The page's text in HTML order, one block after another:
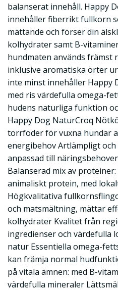
balanserat innehåll. Happy
innehåller fiberrikt fullkorn
mättande och förser din
kolhydrater samt B-
hundmaten används främst
inklusive aromatiska örter
inte minst innehåller Happy
med ris värdefulla omega-
hudens naturliga funktion
Happy Dog NaturCroq
torrfoder för vuxna hundar
energibehov Artlämpligt
anpassad till
Balanserad mix av
animaliskt protein, med
Högkvalitativa
och matsmältning, mättar
kolhydrater Kvalitet från
ingredienser och värdefulla
natur Essentiella omega-
kan främja normal
på vitala ämnen: med B-
värdefulla mineraler